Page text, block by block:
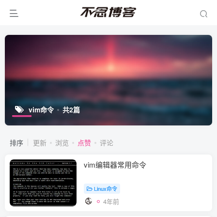
vim命令 共2篇
排序 更新 浏览 点赞 评论
vim编辑器常用命令
Linux命令
4年前